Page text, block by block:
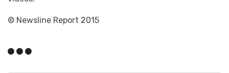
© Newsline Report 2015